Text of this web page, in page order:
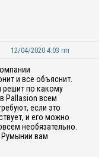
12/04/2020 4:03 пп
решит по какому
Pallasion всем
если это
и его можно
необязательно.
Румынии вам